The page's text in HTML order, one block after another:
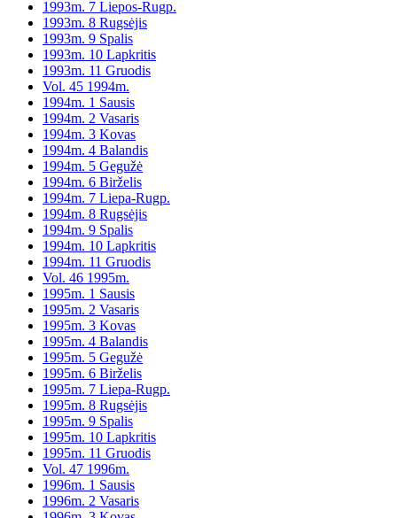
1993m. 7 Liepos-Rugp.
1993m. 8 Rugsėjis
1993m. 9 Spalis
1993m. 10 Lapkritis
1993m. 11 Gruodis
Vol. 45 1994m.
1994m. 1 Sausis
1994m. 2 Vasaris
1994m. 3 Kovas
1994m. 4 Balandis
1994m. 5 Gegužė
1994m. 6 Birželis
1994m. 7 Liepa-Rugp.
1994m. 8 Rugsėjis
1994m. 9 Spalis
1994m. 10 Lapkritis
1994m. 11 Gruodis
Vol. 46 1995m.
1995m. 1 Sausis
1995m. 2 Vasaris
1995m. 3 Kovas
1995m. 4 Balandis
1995m. 5 Gegužė
1995m. 6 Birželis
1995m. 7 Liepa-Rugp.
1995m. 8 Rugsėjis
1995m. 9 Spalis
1995m. 10 Lapkritis
1995m. 11 Gruodis
Vol. 47 1996m.
1996m. 1 Sausis
1996m. 2 Vasaris